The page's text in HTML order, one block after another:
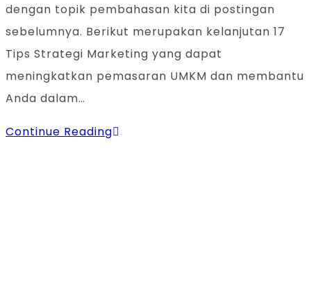
dengan topik pembahasan kita di postingan
sebelumnya. Berikut merupakan kelanjutan 17
Tips Strategi Marketing yang dapat
meningkatkan pemasaran UMKM dan membantu
Anda dalam…
Continue Reading17